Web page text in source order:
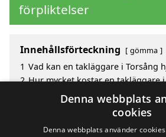
förpliktelser
Innehållsförteckning gömma
1 Vad kan en takläggare i Torsång
2 Hur mycket kostar en takläggare i
Fördelar med att välja takläggare i
Sök efter en skicklig takläggare i
Denna webbplats
cookies
Denna webbplats använder